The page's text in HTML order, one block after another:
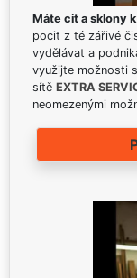
Máte cit a sklony
pocit z té zářivé
vydělávat a
využijte možnosti
sítě EXTRA
neomezenými